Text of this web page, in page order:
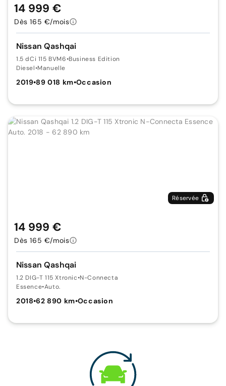
Nissan Qashqai
1.5 dCi 115 BVM6•Business Edition
Diesel•Manuelle
2019•89 018 km•Occasion
14 999 €
Dès 165 €/mois
Réservée
Nissan Qashqai
1.2 DIG-T 115 Xtronic•N-Connecta
Essence•Auto.
2018•62 890 km•Occasion
14 999 €
Dès 165 €/mois